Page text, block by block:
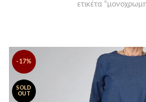
ετικέτα
-17%
SOLD
OUT